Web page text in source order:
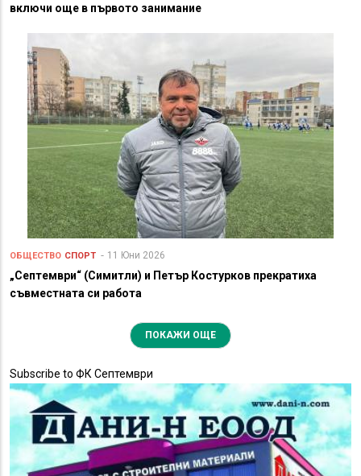
включи още в първото занимание
ОБЩЕСТВО СПОРТ 11 Юни 2026
„Септември“ (Симитли) и Петър Костурков прекратиха
съвместната си работа
ПОКАЖИ ОЩЕ
Subscribe to ФК Септември